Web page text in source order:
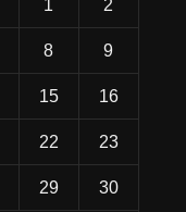
1 2
8 9
15 16
22 23
29 30